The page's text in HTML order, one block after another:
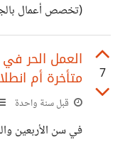
(تخصص أعمال
لمستواهم
أعمال يناسب عمرها
فهو يعمل كمدير
يستقل عن والده،
مثقف جدا ولدية من
7
العمل الحر
متأخرة أم
قبل سنة واحدة
في سن الأربعين